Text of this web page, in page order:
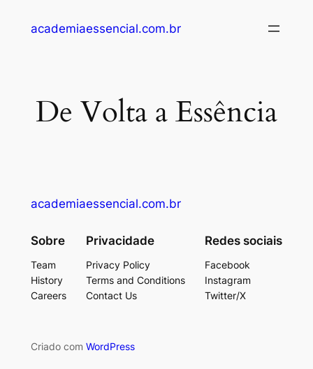
academiaessencial.com.br
De Volta a Essência
academiaessencial.com.br
Sobre
Team
History
Careers
Privacidade
Privacy Policy
Terms and Conditions
Contact Us
Redes sociais
Facebook
Instagram
Twitter/X
Criado com WordPress